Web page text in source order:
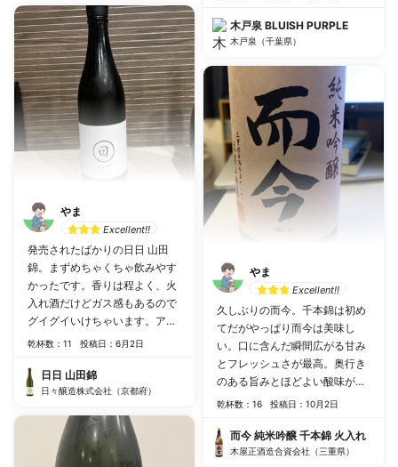
やま
Excellent!!
発売されたばかりの日日 山田
錦。まずめちゃくちゃ飲みやす
かったです。香りは程よく、火
入れ酒だけどガス感もあるので
グイグイいけちゃいます。アル
コール13%で低アルコールなの
「 ダイニングでボトル1本飲め
る日本酒」を目指したものみた
いでした。2、3人の飲み会であ
れば一瞬で空けれるお酒です
乾杯数：11 投稿日：6月2日
日日 山田錦
日々醸造株式会社（京都府）
木戸泉 BLUISH PURPLE
木戸泉（千葉県）
やま
Excellent!!
久しぶりの而今。千本錦は初め
てだがやっぱり而今は美味し
い。口に含んだ瞬間広がる甘み
とフレッシュさが最高。奥行き
のある旨みとほどよい酸味が絶
妙です。おすすめです
乾杯数：16 投稿日：10月2日
而今 純米吟醸 千本錦 火入れ
木屋正酒造合資会社（三重県）